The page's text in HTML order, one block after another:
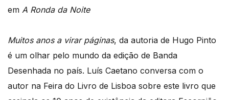
em A Ronda da Noite
Muitos anos a virar páginas, da autoria de Hugo Pinto
é um olhar pelo mundo da edição de Banda
Desenhada no país. Luís Caetano conversa com o
autor na Feira do Livro de Lisboa sobre este livro que